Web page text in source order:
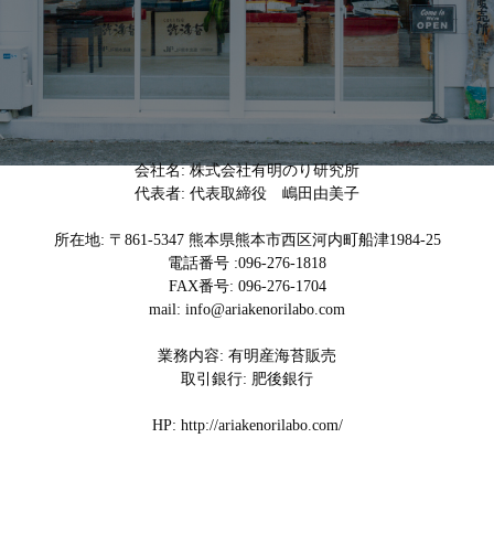
会社名: 株式会社有明のり研究所
代表者: 代表取締役 嶋田由美子
所在地: 〒861-5347 熊本県熊本市西区河内町船津1984-25
電話番号 :096-276-1818
FAX番号: 096-276-1704
mail: info@ariakenorilabo.com
業務内容: 有明産海苔販売
取引銀行: 肥後銀行
HP: http://ariakenorilabo.com/